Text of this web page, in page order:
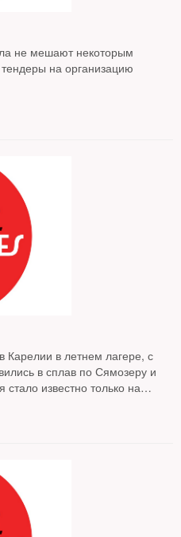
не мешают некоторым
на организацию
Карелии в летнем лагере, с
в сплав по Сямозеру и
известно только на
семей. Все они
разбирался The New Times